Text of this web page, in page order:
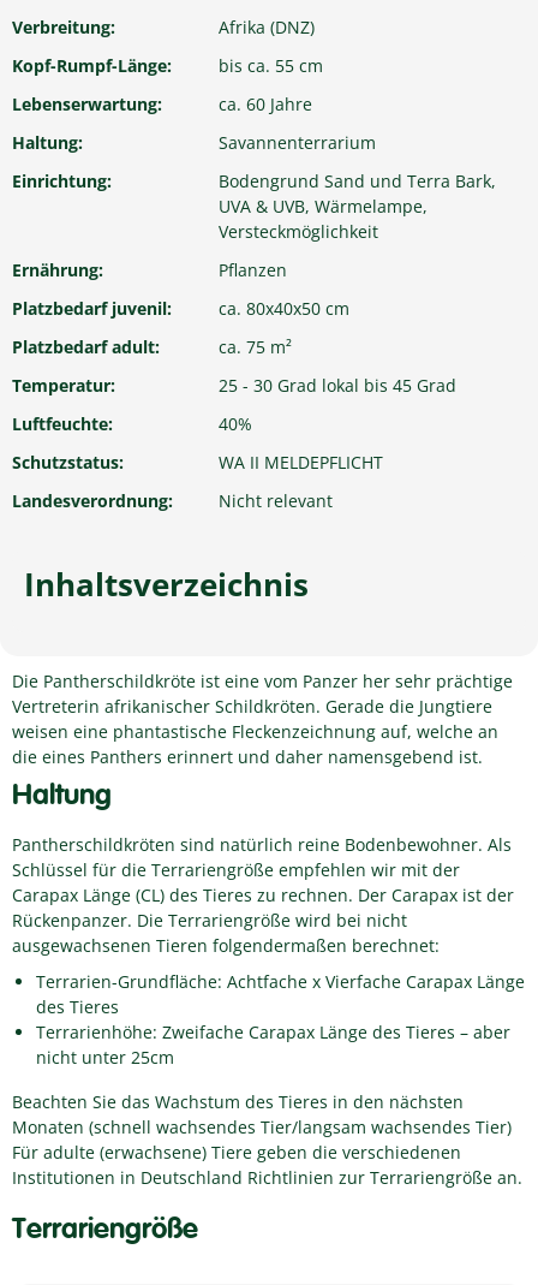
Verbreitung:
Afrika (DNZ)
Kopf-Rumpf-Länge:
bis ca. 55 cm
Lebenserwartung:
ca. 60 Jahre
Haltung:
Savannenterrarium
Einrichtung:
Bodengrund Sand und Terra Bark,
UVA & UVB, Wärmelampe,
Versteckmöglichkeit
Ernährung:
Pflanzen
Platzbedarf juvenil:
ca. 80x40x50 cm
Platzbedarf adult:
ca. 75 m²
Temperatur:
25 - 30 Grad lokal bis 45 Grad
Luftfeuchte:
40%
Schutzstatus:
WA II MELDEPFLICHT
Landesverordnung:
Nicht relevant
Inhaltsverzeichnis
Die Pantherschildkröte ist eine vom Panzer her sehr prächtige
Vertreterin afrikanischer Schildkröten. Gerade die Jungtiere
weisen eine phantastische Fleckenzeichnung auf, welche an
die eines Panthers erinnert und daher namensgebend ist.
Haltung
Pantherschildkröten sind natürlich reine Bodenbewohner. Als
Schlüssel für die Terrariengröße empfehlen wir mit der
Carapax Länge (CL) des Tieres zu rechnen. Der Carapax ist der
Rückenpanzer. Die Terrariengröße wird bei nicht
ausgewachsenen Tieren folgendermaßen berechnet:
Terrarien-Grundfläche: Achtfache x Vierfache Carapax Länge
des Tieres
Terrarienhöhe: Zweifache Carapax Länge des Tieres – aber
nicht unter 25cm
Beachten Sie das Wachstum des Tieres in den nächsten
Monaten (schnell wachsendes Tier/langsam wachsendes Tier)
Für adulte (erwachsene) Tiere geben die verschiedenen
Institutionen in Deutschland Richtlinien zur Terrariengröße an.
Terrariengröße